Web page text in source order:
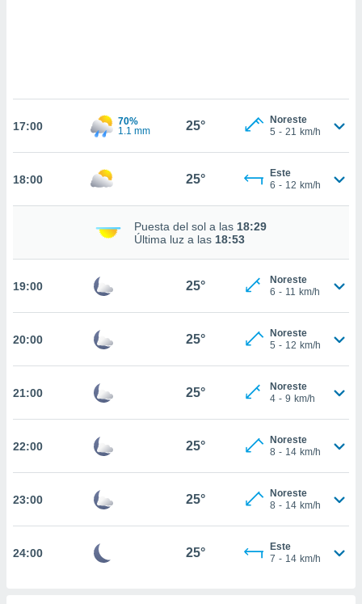
aceptar
se
Puedes
web a
17:00
70%
1.1 mm
25°
Noreste
5 - 21 km/h
18:00 25°
Este
6 - 12 km/h
Puesta del sol a las 18:29
Última luz a las 18:53
19:00 25°
Noreste
6 - 11 km/h
20:00 25°
Noreste
5 - 12 km/h
21:00 25°
Noreste
4 - 9 km/h
22:00 25°
Noreste
8 - 14 km/h
23:00 25°
Noreste
8 - 14 km/h
24:00 25°
Este
7 - 14 km/h